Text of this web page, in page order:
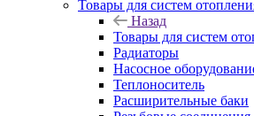
Товары для систем
Назад
Товары для систем
Радиаторы
Насосное
Теплоноситель
Расширительные баки